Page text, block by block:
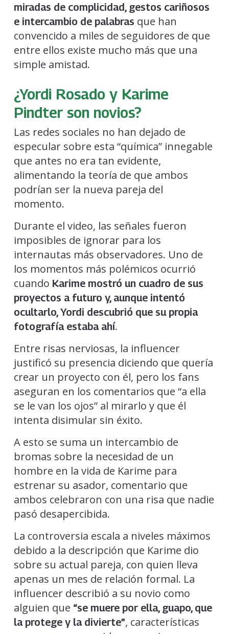
miradas de complicidad, gestos cariñosos
e intercambio de palabras que han
convencido a miles de seguidores de que
entre ellos existe mucho más que una
simple amistad.
¿Yordi Rosado y Karime
Pindter son novios?
Las redes sociales no han dejado de
especular sobre esta “química” innegable
que antes no era tan evidente,
alimentando la teoría de que ambos
podrían ser la nueva pareja del
momento.
Durante el video, las señales fueron
imposibles de ignorar para los
internautas más observadores. Uno de
los momentos más polémicos ocurrió
cuando Karime mostró un cuadro de sus
proyectos a futuro y, aunque intentó
ocultarlo, Yordi descubrió que su propia
fotografía estaba ahí.
Entre risas nerviosas, la influencer
justificó su presencia diciendo que quería
crear un proyecto con él, pero los fans
aseguran en los comentarios que “a ella
se le van los ojos” al mirarlo y que él
intenta disimular sin éxito.
A esto se suma un intercambio de
bromas sobre la necesidad de un
hombre en la vida de Karime para
estrenar su asador, comentario que
ambos celebraron con una risa que nadie
pasó desapercibida.
La controversia escala a niveles máximos
debido a la descripción que Karime dio
sobre su actual pareja, con quien lleva
apenas un mes de relación formal. La
influencer describió a su novio como
alguien que “se muere por ella, guapo, que
la protege y la divierte”, características